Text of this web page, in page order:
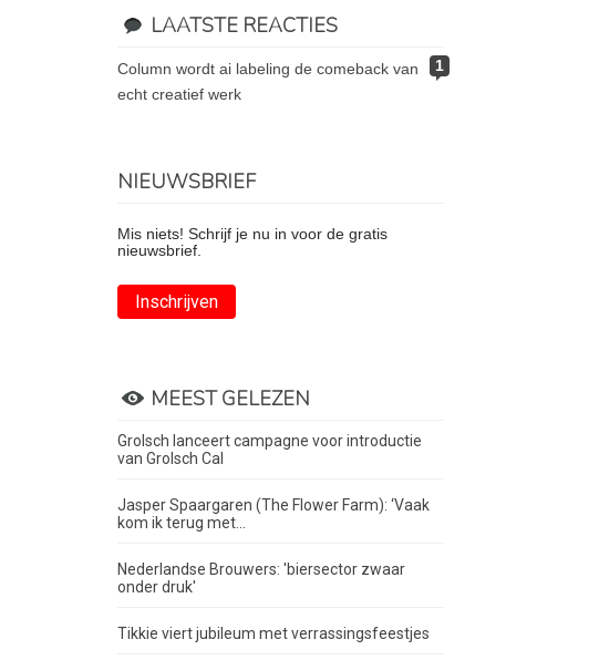
LAATSTE REACTIES
1
column wordt ai labeling de comeback van
echt creatief werk
NIEUWSBRIEF
Mis niets! Schrijf je nu in voor de gratis
nieuwsbrief.
Inschrijven
MEEST GELEZEN
Grolsch lanceert campagne voor introductie
van Grolsch Cal
Jasper Spaargaren (The Flower Farm): ‘Vaak
kom ik terug met...
Nederlandse Brouwers: 'biersector zwaar
onder druk'
Tikkie viert jubileum met verrassingsfeestjes